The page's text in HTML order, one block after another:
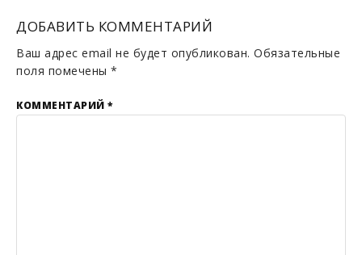
ДОБАВИТЬ КОММЕНТАРИЙ
Ваш адрес email не будет опубликован. Обязательные
поля помечены *
КОММЕНТАРИЙ *